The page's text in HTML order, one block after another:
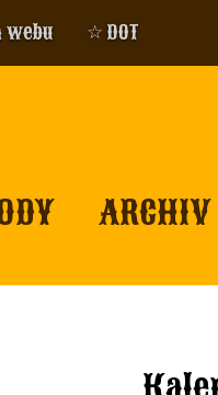
webu ☆ DOT
ARCHIV